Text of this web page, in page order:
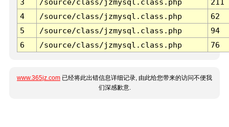
3 /source/class/jzmysql.class.php
211
4
/source/class/jzmysql.class.php
62
5
/source/class/jzmysql.class.php
94
6
/source/class/jzmysql.class.php 76
www.365jz.com 已经将此出错信息详细记录, 由此给您带来的访问不便我
们深感歉意.